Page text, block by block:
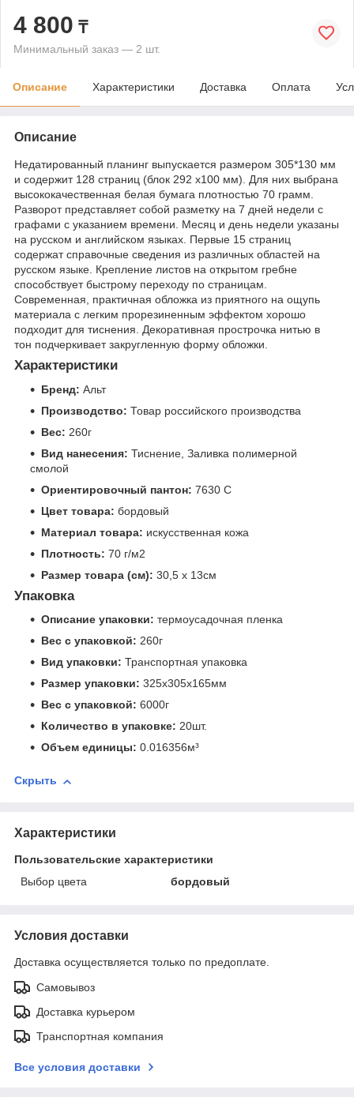
4 800 ₸
Минимальный заказ — 2 шт.
Описание Характеристики Доставка Оплата
Описание
Недатированный планинг выпускается размером 305*130 мм
и содержит 128 страниц (блок 292 х100 мм). Для них выбрана
высококачественная белая бумага плотностью 70 грамм.
Разворот представляет собой разметку на 7 дней недели с
графами с указанием времени. Месяц и день недели указаны
на русском и английском языках. Первые 15 страниц
содержат справочные сведения из различных областей на
русском языке. Крепление листов на открытом гребне
способствует быстрому переходу по страницам.
Современная, практичная обложка из приятного на ощупь
материала с легким прорезиненным эффектом хорошо
подходит для тиснения. Декоративная прострочка нитью в
тон подчеркивает закругленную форму обложки.
Характеристики
Бренд: Альт
Производство: Товар российского производства
Вес: 260г
Вид нанесения: Тиснение, Заливка полимерной
смолой
Ориентировочный пантон: 7630 C
Цвет товара: бордовый
Материал товара: искусственная кожа
Плотность: 70 г/м2
Размер товара (см): 30,5 х 13см
Упаковка
Описание упаковки: термоусадочная пленка
Вес с упаковкой: 260г
Вид упаковки: Транспортная упаковка
Размер упаковки: 325x305x165мм
Вес с упаковкой: 6000г
Количество в упаковке: 20шт.
Объем единицы: 0.016356м³
Скрыть
Характеристики
Пользовательские характеристики
Выбор цвета
бордовый
Условия доставки
Доставка осуществляется только по предоплате.
Самовывоз
Доставка курьером
Транспортная компания
Все условия доставки